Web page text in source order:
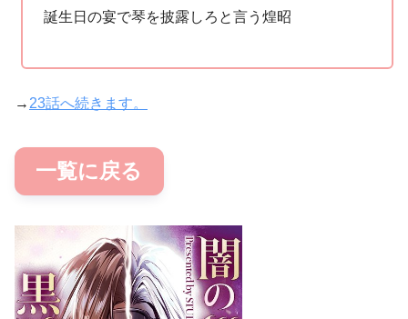
誕生日の宴で琴を披露しろと言う煌昭
→ 23話へ続きます。
一覧に戻る